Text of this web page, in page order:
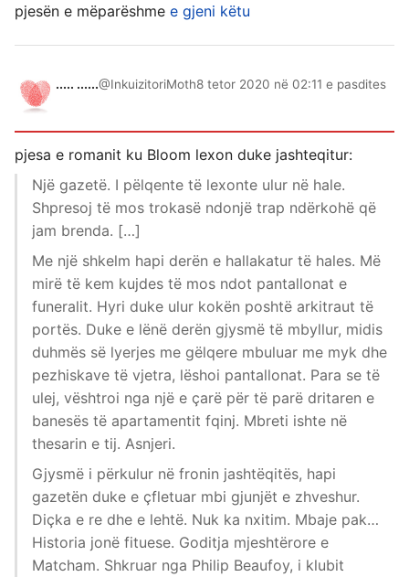
pjesën e mëparëshme e gjeni këtu
..... ......@InkuizitoriMoth8 tetor 2020 në 02:11 e pasdites
pjesa e romanit ku Bloom lexon duke jashteqitur:
Një gazetë. I pëlqente të lexonte ulur në hale.
Shpresoj të mos trokasë ndonjë trap ndërkohë që
jam brenda. […]
Me një shkelm hapi derën e hallakatur të hales. Më
mirë të kem kujdes të mos ndot pantallonat e
funeralit. Hyri duke ulur kokën poshtë arkitraut të
portës. Duke e lënë derën gjysmë të mbyllur, midis
duhmës së lyerjes me gëlqere mbuluar me myk dhe
pezhiskave të vjetra, lëshoi pantallonat. Para se të
ulej, vështroi nga një e çarë për të parë dritaren e
banesës të apartamentit fqinj. Mbreti ishte në
thesarin e tij. Asnjeri.
Gjysmë i përkulur në fronin jashtëqitës, hapi
gazetën duke e çfletuar mbi gjunjët e zhveshur.
Diçka e re dhe e lehtë. Nuk ka nxitim. Mbaje pak…
Historia jonë fituese. Goditja mjeshtërore e
Matcham. Shkruar nga Philip Beaufoy, i klubit